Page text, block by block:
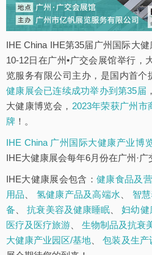
IHE China IHE第35届广州国际大
10-12日在广州•广交会展馆举行，
览服务有限公司主办，是国内首个
健康展会已连续成功举办到第35届
大健康博览会， 2023年荣获广州市
牌 ！。
IHE China 广州国际大健康产业博
IHE大健康展会每年6月份在广州·广
IHE大健康展会包含： 健康食品及
用品
氢健康产品及高端水 智
备 、抗衰美容及健康睡眠 、妇幼健
医疗及医疗旅游
生物制品及抗衰
大健康产业园区/基地 、包装及生产